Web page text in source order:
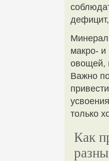
макро- и
овощей,
Важно
только
Как